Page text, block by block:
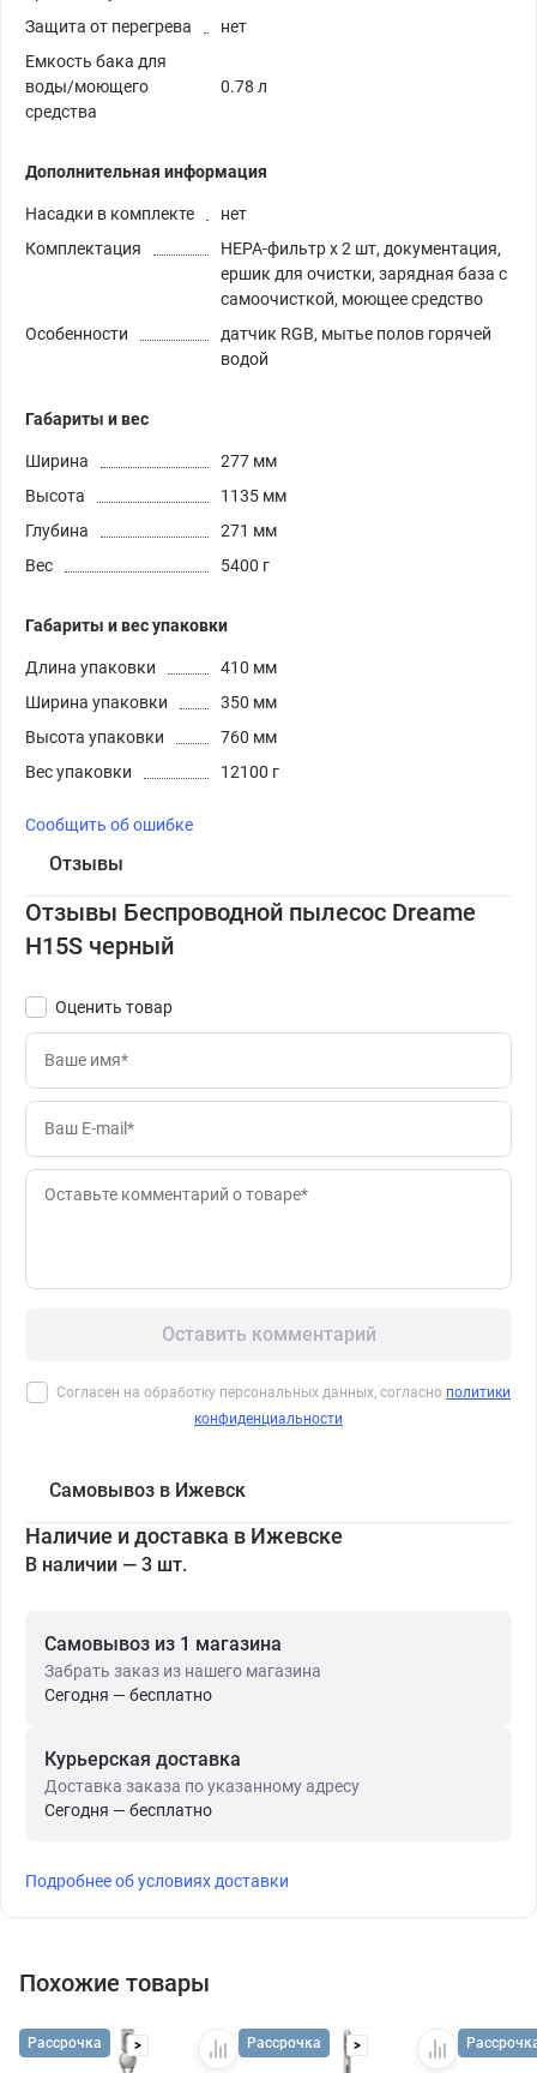
Защита от перегрева
нет
Емкость бака для
воды/моющего
средства
0.78 л
Дополнительная информация
Насадки в комплекте
нет
Комплектация
HEPA-фильтр х 2 шт, документация,
ершик для очистки, зарядная база с
самоочисткой, моющее средство
Особенности
датчик RGB, мытье полов горячей
водой
Габариты и вес
Ширина
277 мм
Высота
1135 мм
Глубина
271 мм
Вес
5400 г
Габариты и вес упаковки
Длина упаковки
410 мм
Ширина упаковки
350 мм
Высота упаковки
760 мм
Вес упаковки
12100 г
Сообщить об ошибке
Отзывы
Отзывы Беспроводной пылесос Dreame
H15S черный
Оценить товар
Оставить комментарий
Согласен на обработку персональных данных, согласно политики
конфиденциальности
Самовывоз в Ижевск
Наличие и доставка в Ижевске
В наличии — 3 шт.
Самовывоз из 1 магазина
Забрать заказ из нашего магазина
Сегодня — бесплатно
Курьерская доставка
Доставка заказа по указанному адресу
Сегодня — бесплатно
Подробнее об условиях доставки
Похожие товары
Рассрочка > Рассрочка >